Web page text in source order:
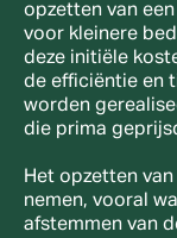
opzetten van
voor kleinere
deze initiële
de efficiëntie en
worden
die prima
Het opzetten
nemen, vooral
afstemmen van